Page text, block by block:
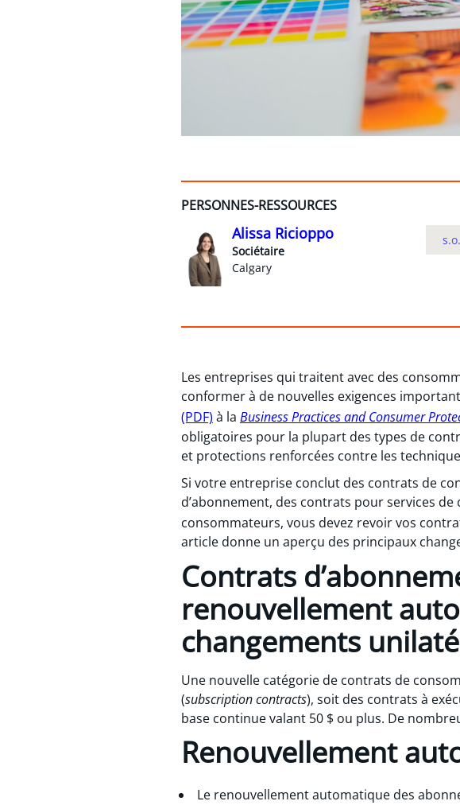
PERSONNES-RESSOURCES
Alissa Ricioppo
Sociétaire
Calgary
s.o.
Les entreprises qui traitent avec des
conformer à de nouvelles exigences
(PDF) à la Business Practices and Consumer
obligatoires pour la plupart des types de
et protections renforcées contre les
Si votre entreprise conclut des contrats de
d’abonnement, des contrats pour services
consommateurs, vous devez revoir vos
article donne un aperçu des principaux
Contrats
renouvellement
changements
Une nouvelle catégorie de contrats de
(subscription contracts), soit des contrats à
base continue valant 50 $ ou plus. De
Renouvellement
Le renouvellement automatique des